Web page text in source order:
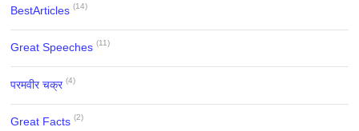
BestArticles (14)
Great Speeches (11)
परमवीर चक्र (4)
Great Facts (2)